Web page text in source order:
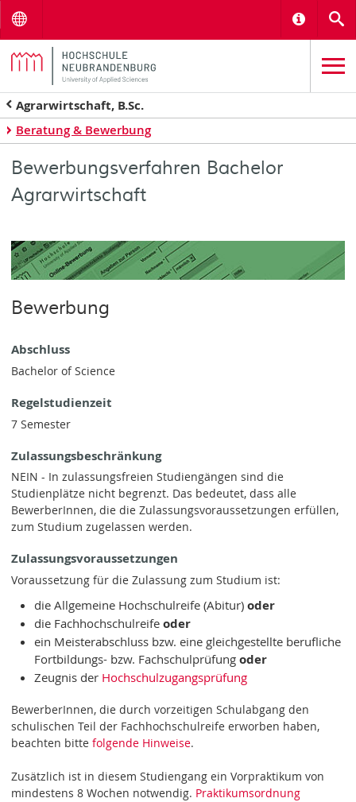
Agrarwirtschaft, B.Sc.
Beratung & Bewerbung
Bewerbungsverfahren Bachelor
Agrarwirtschaft
Bewerbung
Abschluss
Bachelor of Science
Regelstudienzeit
7 Semester
Zulassungsbeschränkung
NEIN - In zulassungsfreien Studiengängen sind die
Studienplätze nicht begrenzt. Das bedeutet, dass alle
BewerberInnen, die die Zulassungsvoraussetzungen erfüllen,
zum Studium zugelassen werden.
Zulassungsvoraussetzungen
Voraussetzung für die Zulassung zum Studium ist:
die Allgemeine Hochschulreife (Abitur) oder
die Fachhochschulreife oder
ein Meisterabschluss bzw. eine gleichgestellte berufliche
Fortbildungs- bzw. Fachschulprüfung oder
Zeugnis der Hochschulzugangsprüfung
BewerberInnen, die durch vorzeitigen Schulabgang den
schulischen Teil der Fachhochschulreife erworben haben,
beachten bittefolgende Hinweise.
Zusätzlich ist in diesem Studiengang ein Vorpraktikum von
mindestens 8 Wochen notwendig. Praktikumsordnung